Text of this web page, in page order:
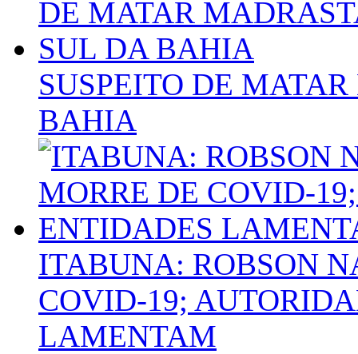
SUSPEITO DE
BAHIA
ITABUNA: ROBSON
COVID-19;
LAMENTAM